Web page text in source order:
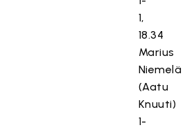
1,
18.34
Marius
Niemelä
(Aatu
Knuuti)
1-